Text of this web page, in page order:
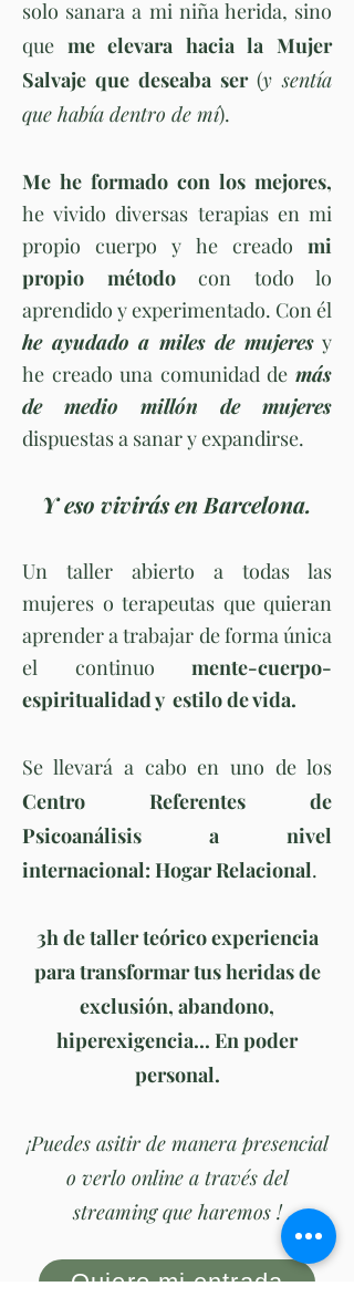
solo sanara a mi niña herida, sino
que me elevara hacia la Mujer
Salvaje que deseaba ser(y sentía
que había dentro de mí).
Me he formado con los mejores,
he vivido diversas terapias en mi
propio cuerpo y he creado mi
propio métodocon todo lo
aprendido y experimentado. Con él
he ayudado a miles de mujeresy
he creado una comunidad de más
de medio millón de mujeres
dispuestas a sanar y expandirse.
Y eso vivirás en Barcelona.
Un taller abierto a todas las
mujeres o terapeutas que quieran
aprender a trabajar de forma única
el continuo mente-cuerpo-
espiritualidad y estilo de vida.​
Se llevará a cabo en uno de los
Centro Referentes de
Psicoanálisis a nivel
internacional: Hogar Relacional.
3h de taller teórico experiencia
para transformar tus heridas de
exclusión, abandono,
hiperexigencia... En poder
personal.
¡Puedes asitir de manera presencial
o verlo online a través del
streaming que haremos !
Quiero mi entrada